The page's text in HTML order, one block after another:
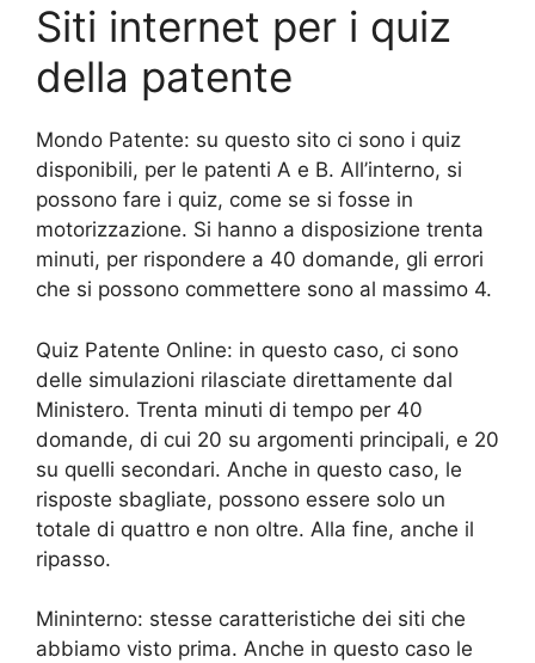
Siti internet per i quiz
della patente
Mondo Patente: su questo sito ci sono i quiz
disponibili, per le patenti A e B. All’interno, si
possono fare i quiz, come se si fosse in
motorizzazione. Si hanno a disposizione trenta
minuti, per rispondere a 40 domande, gli errori
che si possono commettere sono al massimo 4.
Quiz Patente Online: in questo caso, ci sono
delle simulazioni rilasciate direttamente dal
Ministero. Trenta minuti di tempo per 40
domande, di cui 20 su argomenti principali, e 20
su quelli secondari. Anche in questo caso, le
risposte sbagliate, possono essere solo un
totale di quattro e non oltre. Alla fine, anche il
ripasso.
Mininterno: stesse caratteristiche dei siti che
abbiamo visto prima. Anche in questo caso le